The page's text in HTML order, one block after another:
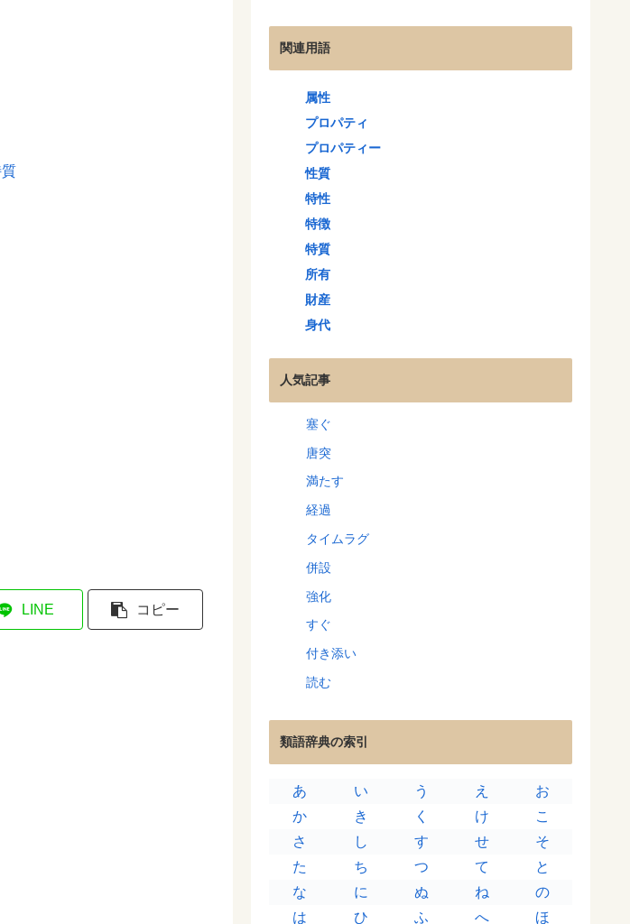
LINE コピー
関連用語
属性
プロパティ
プロパティー
性質
特性
特徴
特質
所有
財産
身代
人気記事
塞ぐ
唐突
満たす
経過
タイムラグ
併設
強化
すぐ
付き添い
読む
類語辞典の索引
あ い う え
お
か
き く け
こ
さ
し す せ
そ
た
ち つ て
と
な
に ぬ ね
の
は
ひ ふ へ
ほ